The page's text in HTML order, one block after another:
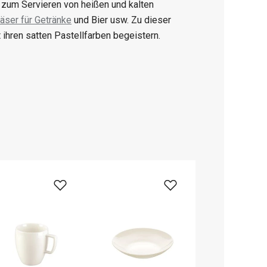
Servieren von heißen und kalten
für Getränke und Bier usw. Zu dieser
ihren satten Pastellfarben begeistern.